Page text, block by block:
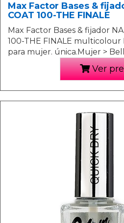
Max Factor Bases &
COAT 100-THE FINALE
Max Factor Bases & fijador
100-THE FINALE
para mujer. única.Mujer >
Ver